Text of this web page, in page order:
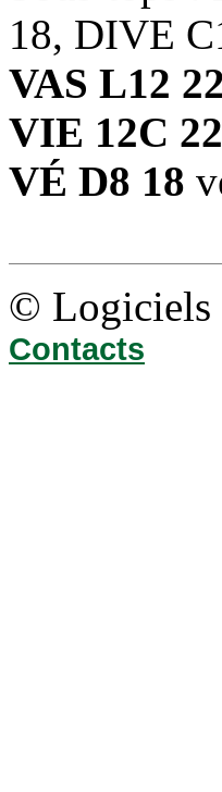
18, DIVE
VAS L12 22
VIE 12C 22
VÉ D8 18
© Logiciels
Contacts